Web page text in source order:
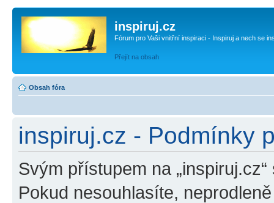
inspiruj.cz
Fórum pro Vaši vnitřní inspiraci - Inspiruj a nech se
Přejít na obsah
Obsah fóra
inspiruj.cz - Podmínky
Svým přístupem na
Pokud nesouhlasíte,